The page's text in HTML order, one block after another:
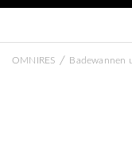
OMNIRES / Badewannen